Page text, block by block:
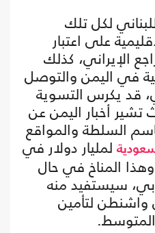
لكل تلك
على اعتبار
الإيراني، كذلك
في اليمن والتوصل
قد يكرس التسوية
تشير أخبار اليمن عن
السلطة والمواقع
لمليار دولار في
وهذا المناخ في حال
سيستفيد منه
واشنطن لتأمين